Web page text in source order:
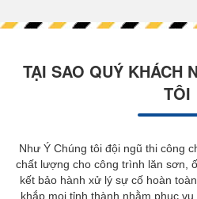
TẠI SAO QUÝ KHÁCH
TÔI
Như Ý Chúng tôi đội ngũ thi công
chất lượng cho công trình lăn sơn,
kết bảo hành xử lý sự cố hoàn
khắp mọi tỉnh thành nhằm phục